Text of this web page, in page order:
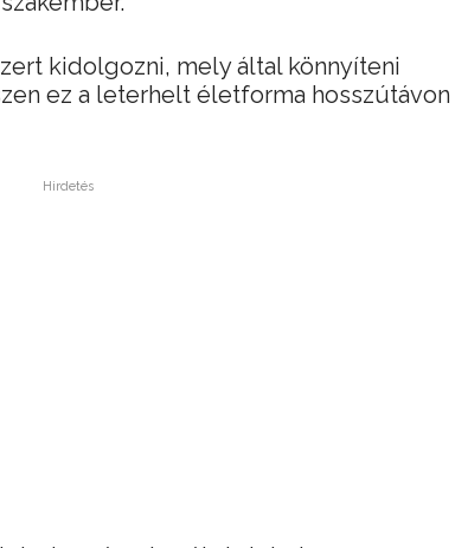
kidolgozni, mely által könnyíteni
ez a leterhelt életforma hosszútávon
Hirdetés